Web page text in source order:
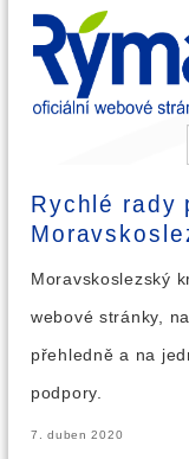
Rychlé rady
Moravskoslezský
webové stránky,
přehledně a na
podpory.
7. duben 2020